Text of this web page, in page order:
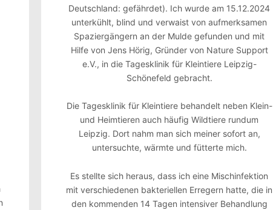
Deutschland: gefährdet). Ich wurde am 15.12.2024
unterkühlt, blind und verwaist von aufmerksamen
Spaziergängern an der Mulde gefunden und mit
Hilfe von Jens Hörig, Gründer von Nature Support
e.V., in die Tagesklinik für Kleintiere Leipzig-
Schönefeld gebracht.
Die Tagesklinik für Kleintiere behandelt neben Klein-
und Heimtieren auch häufig Wildtiere rundum
Leipzig. Dort nahm man sich meiner sofort an,
untersuchte, wärmte und fütterte mich.
Es stellte sich heraus, dass ich eine Mischinfektion
mit verschiedenen bakteriellen Erregern hatte, die in
den kommenden 14 Tagen intensiver Behandlung